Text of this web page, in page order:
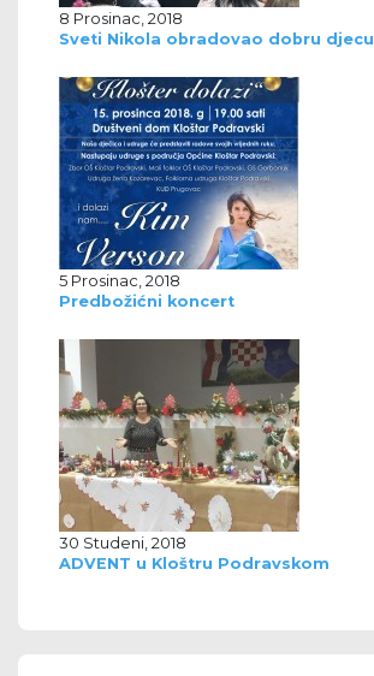
8 Prosinac, 2018
Sveti Nikola obradovao dobru djecu
5 Prosinac, 2018
Predbožićni koncert
30 Studeni, 2018
ADVENT u Kloštru Podravskom